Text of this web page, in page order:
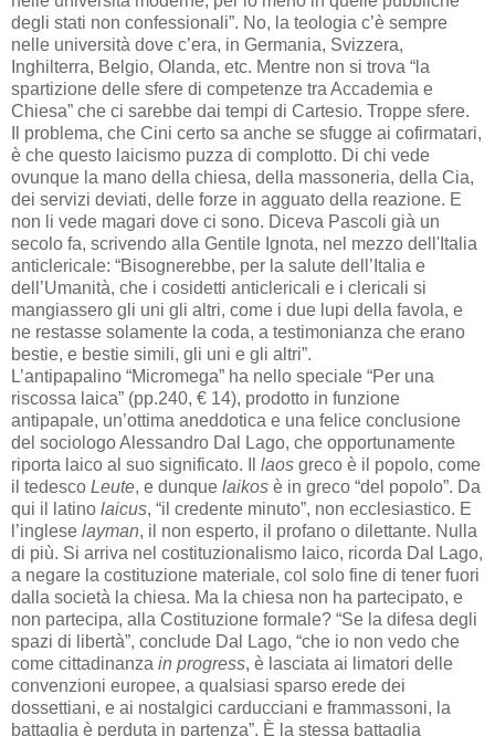
degli stati non confessionali”. No, la teologia c’è sempre
nelle università dove c’era, in Germania, Svizzera,
Inghilterra, Belgio, Olanda, etc. Mentre non si trova “la
spartizione delle sfere di competenze tra Accademia e
Chiesa” che ci sarebbe dai tempi di Cartesio. Troppe sfere.
Il problema, che Cini certo sa anche se sfugge ai cofirmatari,
è che questo laicismo puzza di complotto. Di chi vede
ovunque la mano della chiesa, della massoneria, della Cia,
dei servizi deviati, delle forze in agguato della reazione. E
non li vede magari dove ci sono. Diceva Pascoli già un
secolo fa, scrivendo alla Gentile Ignota, nel mezzo dell'Italia
anticlericale: “Bisognerebbe, per la salute dell’Italia e
dell’Umanità, che i cosidetti anticlericali e i clericali si
mangiassero gli uni gli altri, come i due lupi della favola, e
ne restasse solamente la coda, a testimonianza che erano
bestie, e bestie simili, gli uni e gli altri”.
L’antipapalino “Micromega” ha nello speciale “Per una
riscossa laica” (pp.240, € 14), prodotto in funzione
antipapale, un’ottima aneddotica e una felice conclusione
del sociologo Alessandro Dal Lago, che opportunamente
riporta laico al suo significato. Il laos greco è il popolo, come
il tedesco Leute, e dunque laikos è in greco “del popolo”. Da
qui il latino laicus, “il credente minuto”, non ecclesiastico. E
l’inglese layman, il non esperto, il profano o dilettante. Nulla
di più. Si arriva nel costituzionalismo laico, ricorda Dal Lago,
a negare la costituzione materiale, col solo fine di tener fuori
dalla società la chiesa. Ma la chiesa non ha partecipato, e
non partecipa, alla Costituzione formale? “Se la difesa degli
spazi di libertà”, conclude Dal Lago, “che io non vedo che
come cittadinanza in progress, è lasciata ai limatori delle
convenzioni europee, a qualsiasi sparso erede dei
dossettiani, e ai nostalgici carducciani e frammassoni, la
battaglia è perduta in partenza”. È la stessa battaglia